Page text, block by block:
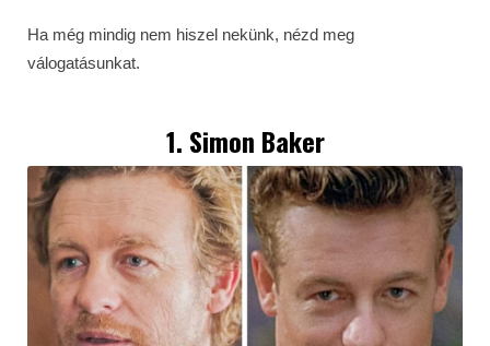
Ha még mindig nem hiszel nekünk, nézd meg
válogatásunkat.
1. Simon Baker